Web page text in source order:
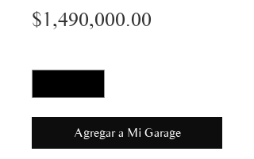
$1,490,000.00
Agregar a Mi Garage